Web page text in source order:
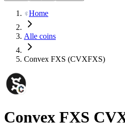
Home
Alle coins
Convex FXS (CVXFXS)
Convex FXS